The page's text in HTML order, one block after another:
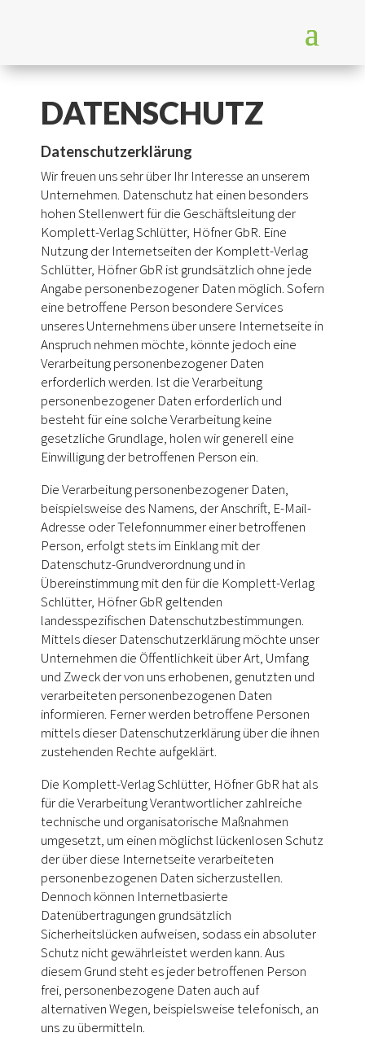
DATENSCHUTZ
Datenschutzerklärung
Wir freuen uns sehr über Ihr Interesse an unserem
Unternehmen. Datenschutz hat einen besonders
hohen Stellenwert für die Geschäftsleitung der
Komplett-Verlag Schlütter, Höfner GbR. Eine
Nutzung der Internetseiten der Komplett-Verlag
Schlütter, Höfner GbR ist grundsätzlich ohne jede
Angabe personenbezogener Daten möglich. Sofern
eine betroffene Person besondere Services
unseres Unternehmens über unsere Internetseite in
Anspruch nehmen möchte, könnte jedoch eine
Verarbeitung personenbezogener Daten
erforderlich werden. Ist die Verarbeitung
personenbezogener Daten erforderlich und
besteht für eine solche Verarbeitung keine
gesetzliche Grundlage, holen wir generell eine
Einwilligung der betroffenen Person ein.
Die Verarbeitung personenbezogener Daten,
beispielsweise des Namens, der Anschrift, E-Mail-
Adresse oder Telefonnummer einer betroffenen
Person, erfolgt stets im Einklang mit der
Datenschutz-Grundverordnung und in
Übereinstimmung mit den für die Komplett-Verlag
Schlütter, Höfner GbR geltenden
landesspezifischen Datenschutzbestimmungen.
Mittels dieser Datenschutzerklärung möchte unser
Unternehmen die Öffentlichkeit über Art, Umfang
und Zweck der von uns erhobenen, genutzten und
verarbeiteten personenbezogenen Daten
informieren. Ferner werden betroffene Personen
mittels dieser Datenschutzerklärung über die ihnen
zustehenden Rechte aufgeklärt.
Die Komplett-Verlag Schlütter, Höfner GbR hat als
für die Verarbeitung Verantwortlicher zahlreiche
technische und organisatorische Maßnahmen
umgesetzt, um einen möglichst lückenlosen Schutz
der über diese Internetseite verarbeiteten
personenbezogenen Daten sicherzustellen.
Dennoch können Internetbasierte
Datenübertragungen grundsätzlich
Sicherheitslücken aufweisen, sodass ein absoluter
Schutz nicht gewährleistet werden kann. Aus
diesem Grund steht es jeder betroffenen Person
frei, personenbezogene Daten auch auf
alternativen Wegen, beispielsweise telefonisch, an
uns zu übermitteln.